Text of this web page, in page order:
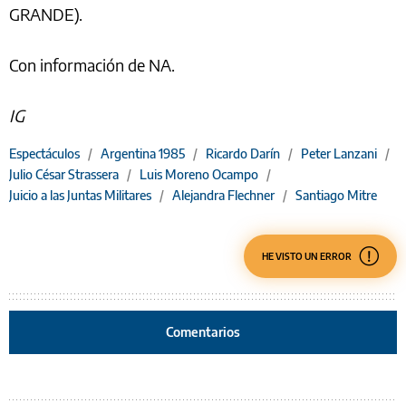
GRANDE).
Con información de NA.
IG
Espectáculos / Argentina 1985 / Ricardo Darín / Peter Lanzani /
Julio César Strassera / Luis Moreno Ocampo /
Juicio a las Juntas Militares / Alejandra Flechner / Santiago Mitre
HE VISTO UN ERROR
Comentarios